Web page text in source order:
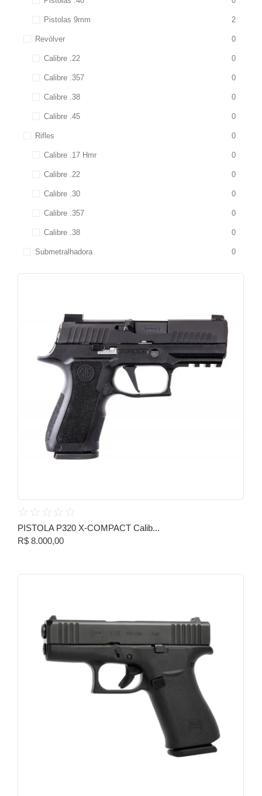
Pistolas 9mm 2
Revólver 0
Calibre .22 0
Calibre .357 0
Calibre .38 0
Calibre .45 0
Rifles 0
Calibre .17 Hmr 0
Calibre .22 0
Calibre .30 0
Calibre .357 0
Calibre .38 0
Submetralhadora 0
☆ ☆ ☆ ☆ ☆
PISTOLA P320 X-COMPACT Calib...
R$ 8.000,00